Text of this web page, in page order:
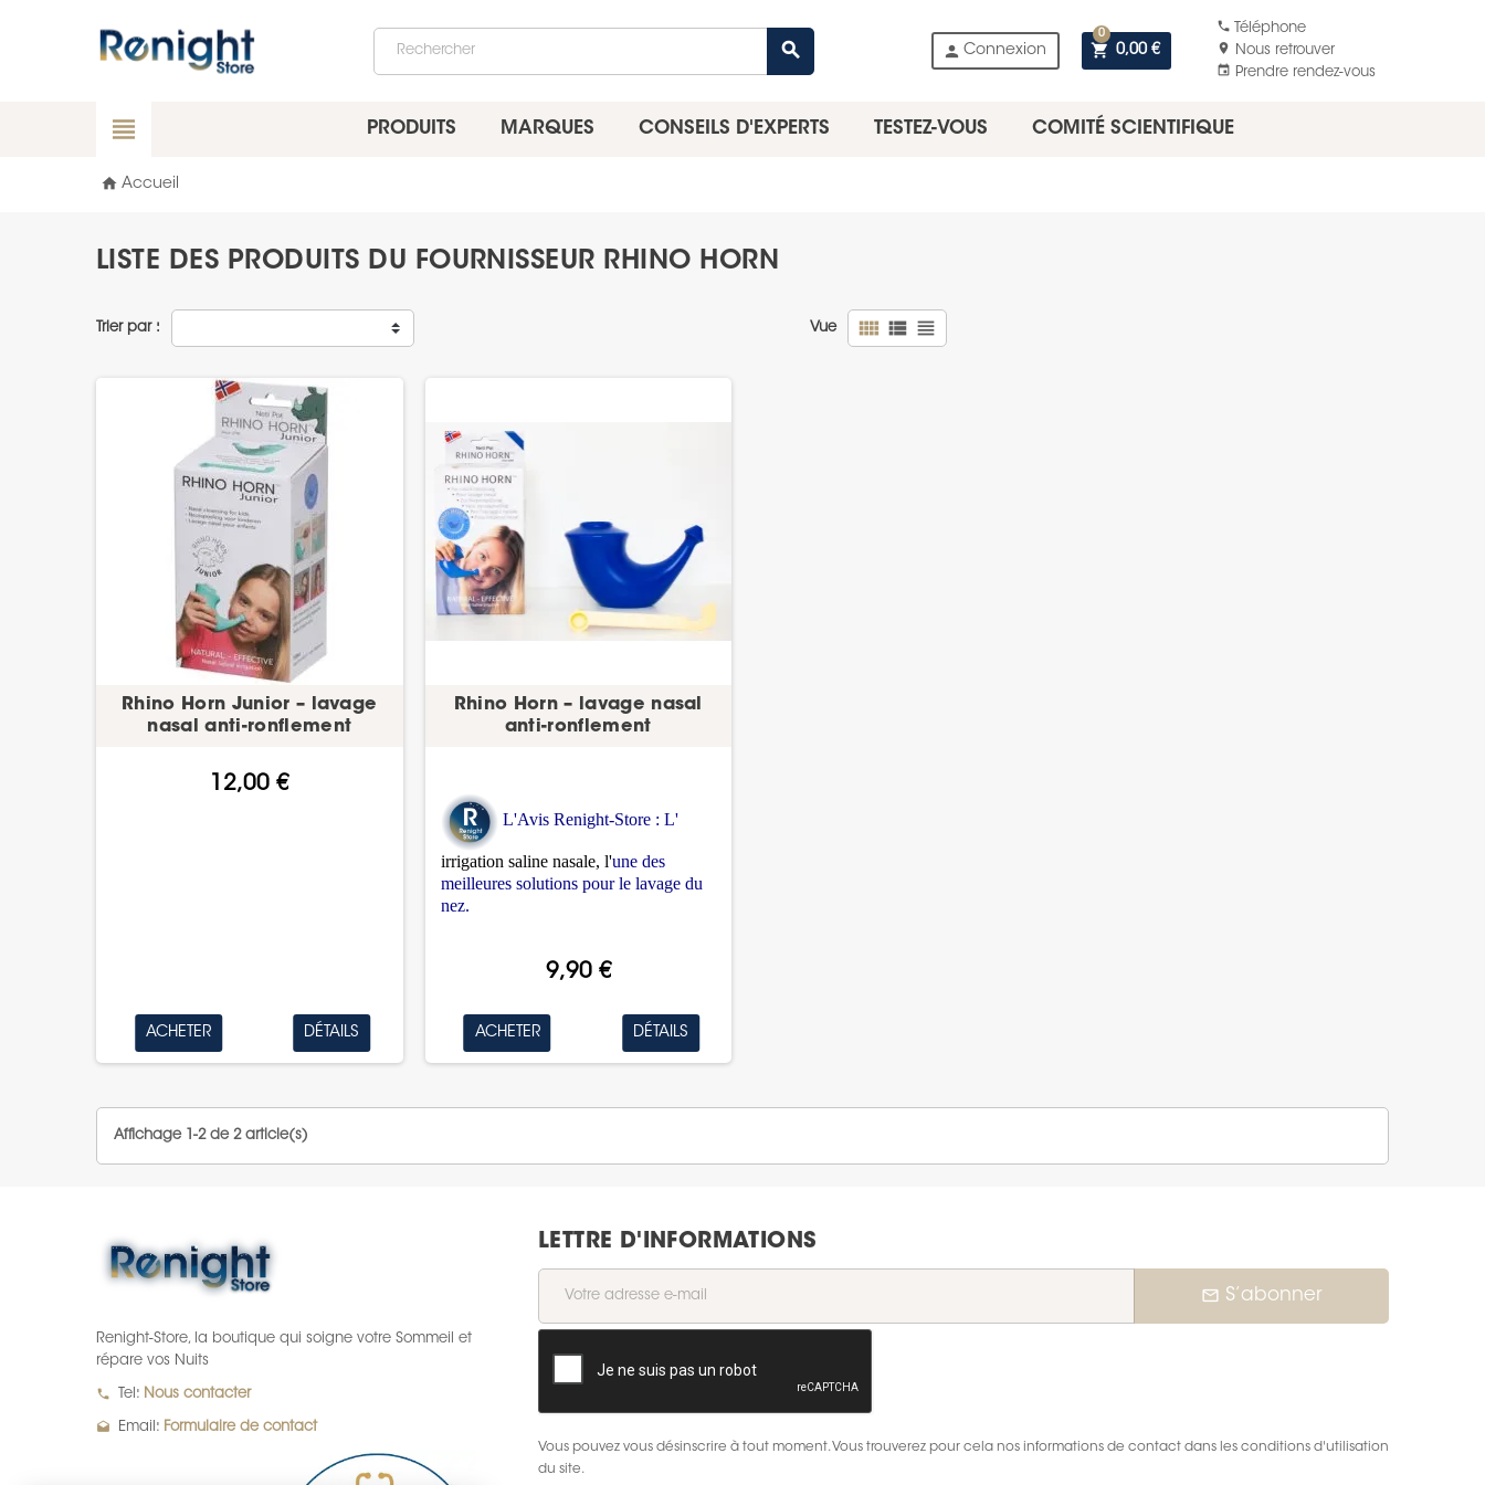
search person Connexion shopping_cart 0,00 €
0
phone Téléphone
location_on
Nous retrouver
event
Prendre rendez-vous
view_headline PRODUITS MARQUES CONSEILS D'EXPERTS TESTEZ-VOUS COMITÉ SCIENTIFIQUE
home Accueil
LISTE DES PRODUITS DU FOURNISSEUR RHINO HORN
Trier par : Vue view_comfy view_list view_headline
Rhino Horn Junior – lavage
nasal anti-ronflement
12,00 €
ACHETER DÉTAILS
Rhino Horn – lavage nasal
anti-ronflement
9,90 €
L'Avis Renight-Store : L'
irrigation saline nasale, l'une des
meilleures solutions pour le lavage du
nez.
ACHETER DÉTAILS
Affichage 1-2 de 2 article(s)
Renight-Store, la boutique qui soigne votre Sommeil et
répare vos Nuits
local_phone Tel: Nous contacter
drafts Email: Formulaire de contact
LETTRE D'INFORMATIONS
mail_outline S’abonner
Vous pouvez vous désinscrire à tout moment. Vous trouverez pour cela nos informations de contact dans les conditions d'utilisation
du site.